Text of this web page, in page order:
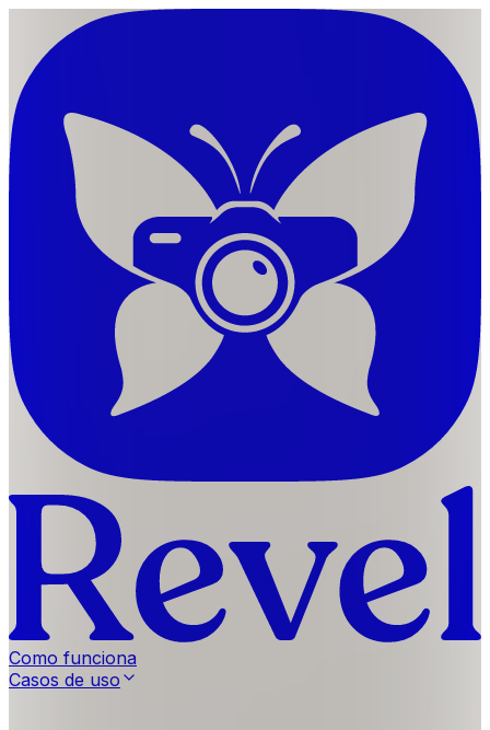
Como funciona
Casos de uso